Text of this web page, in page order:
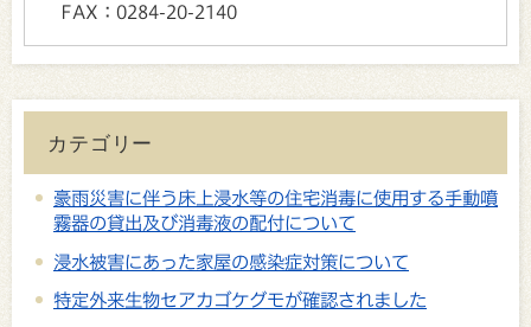
FAX： 0284-20-2140
カテゴリー
豪雨災害に伴う床上浸水等の住宅消毒に使用する手動噴
霧器の貸出及び消毒液の配付について
浸水被害にあった家屋の感染症対策について
特定外来生物セアカゴケグモが確認されました